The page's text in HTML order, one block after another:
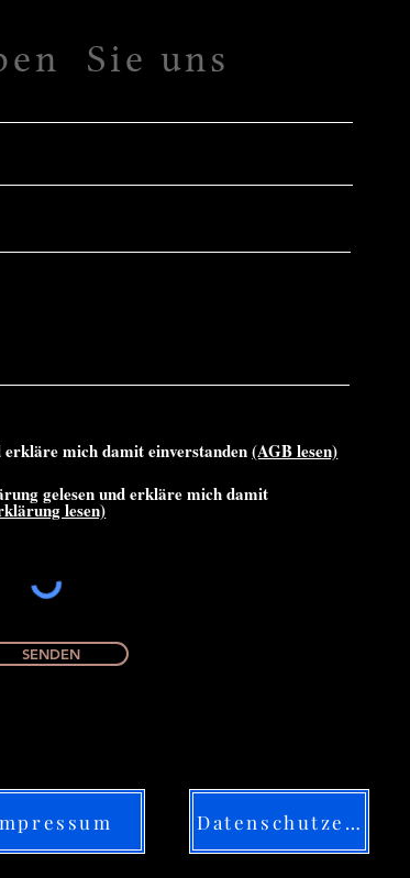
Sie uns
erkläre mich damit einverstanden(AGB lesen)
gelesen und erkläre mich damit
lesen)
SENDEN
Datenschutzerklärung